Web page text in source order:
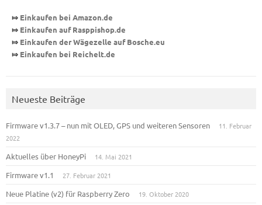
⤇ Einkaufen bei Amazon.de
⤇ Einkaufen auf Rasppishop.de
⤇ Einkaufen der Wägezelle auf Bosche.eu
⤇ Einkaufen bei Reichelt.de
Neueste Beiträge
Firmware v1.3.7 – nun mit OLED, GPS und weiteren Sensoren
11. Februar
2022
Aktuelles über HoneyPi 14. Mai 2021
Firmware v1.1 27. Februar 2021
Neue Platine (v2) für Raspberry Zero 19. Oktober 2020